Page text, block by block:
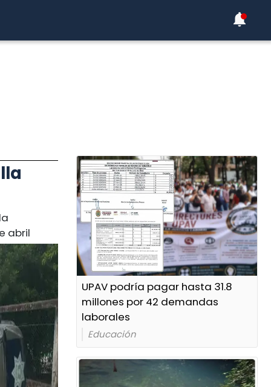
abril
UPAV podría pagar hasta 31.8
millones por 42 demandas
laborales
Educación